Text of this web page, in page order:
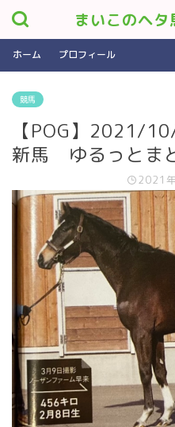
まいこのヘタ
ホーム プロフィール
競馬
【POG】2021/
新馬 ゆるっとま
2021